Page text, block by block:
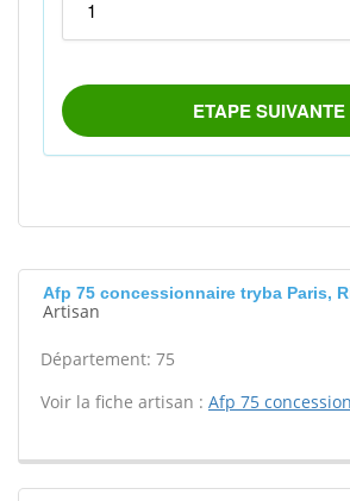
Afp 75 concessionnaire tryba Paris,
Artisan
Département: 75
Voir la fiche artisan : Afp 75